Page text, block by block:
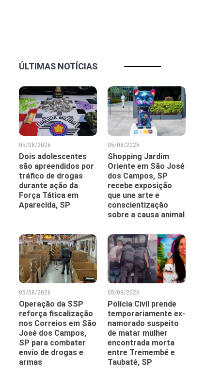
ÚLTIMAS NOTÍCIAS
05/08/2026
Dois adolescentes
são apreendidos por
tráfico de drogas
durante ação da
Força Tática em
Aparecida, SP
05/08/2026
Shopping Jardim
Oriente em São José
dos Campos, SP
recebe exposição
que une arte e
conscientização
sobre a causa animal
05/08/2026
Operação da SSP
reforça fiscalização
nos Correios em São
José dos Campos,
SP para combater
envio de drogas e
armas
05/08/2026
Polícia Civil prende
temporariamente ex-
namorado suspeito
de matar mulher
encontrada morta
entre Tremembé e
Taubaté, SP